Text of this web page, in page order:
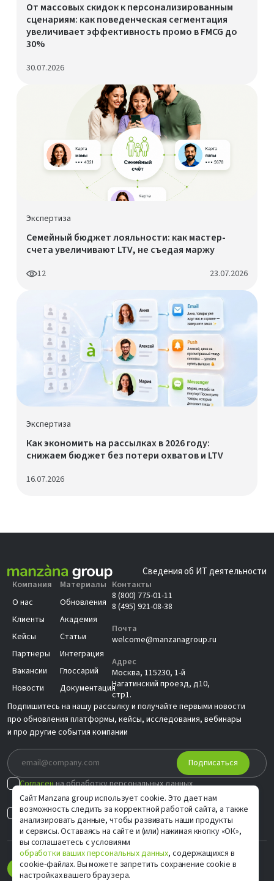
Сайт Manzana group использует cookie. Это дает нам
возможность следить за корректной работой сайта, а также
анализировать данные, чтобы развивать наши продукты
и сервисы. Оставаясь на сайте и (или) нажимая кнопку «ОК»,
вы соглашаетесь с условиями
обработки ваших персональных данных, содержащихся в
cookie-файлах. Вы можете запретить сохранение cookie в
настройках вашего браузера.
От массовых скидок к персонализированным
сценариям: как поведенческая сегментация
увеличивает эффективность промо в FMCG до
30%
30.07.2026
Экспертиза
Семейный бюджет лояльности: как мастер-
счета увеличивают LTV, не съедая маржу
12 23.07.2026
Экспертиза
Как экономить на рассылках в 2026 году:
снижаем бюджет без потери охватов и LTV
16.07.2026
Сведения об ИТ деятельности
Компания
О нас
Клиенты
Кейсы
Партнеры
Вакансии
Новости
Материалы
Обновления
Академия
Статьи
Интеграция
Глоссарий
Документация
Контакты
8 (800) 775-01-11
8 (495) 921-08-38
Почта
welcome@manzanagroup.ru
Адрес
Москва, 115230, 1-й
Нагатинский проезд, д10,
стр1.
Подпишитесь на нашу рассылку и получайте первыми новости
про обновления платформы, кейсы, исследования, вебинары
и про другие события компании
Подписаться
Согласенна обработку персональных данных
в соответствии сПолитикой
Согласен наиндивидуальные предложения